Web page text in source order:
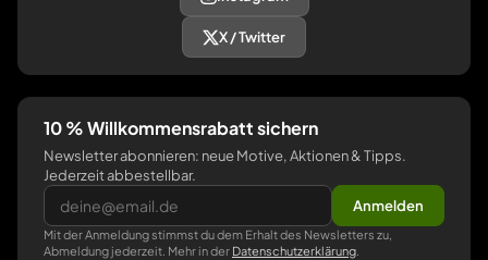
X / Twitter
10 % Willkommensrabatt sichern
Newsletter abonnieren: neue Motive, Aktionen & Tipps.
Jederzeit abbestellbar.
Anmelden
Mit der Anmeldung stimmst du dem Erhalt des Newsletters zu,
Abmeldung jederzeit. Mehr in der Datenschutzerklärung